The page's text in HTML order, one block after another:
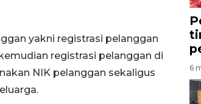
yakni registrasi pelanggan
registrasi pelanggan di
NIK pelanggan sekaligus
6